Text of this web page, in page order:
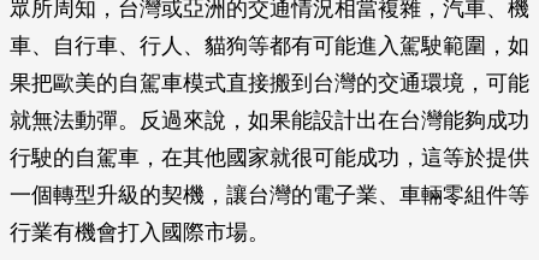
眾所周知，台灣或亞洲的交通情況相當複雜，汽車、機
車、自行車、行人、貓狗等都有可能進入駕駛範圍，如
果把歐美的自駕車模式直接搬到台灣的交通環境，可能
就無法動彈。反過來說，如果能設計出在台灣能夠成功
行駛的自駕車，在其他國家就很可能成功，這等於提供
一個轉型升級的契機，讓台灣的電子業、車輛零組件等
行業有機會打入國際市場。